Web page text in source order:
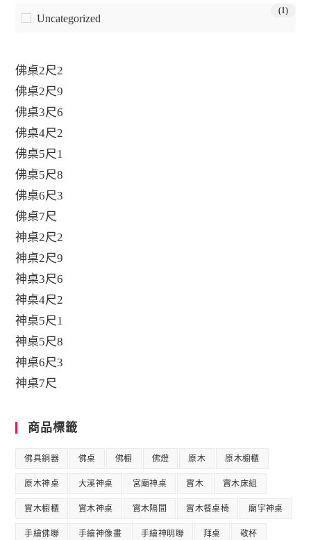
Uncategorized
(1)
佛桌2尺2
佛桌2尺9
佛桌3尺6
佛桌4尺2
佛桌5尺1
佛桌5尺8
佛桌6尺3
佛桌7尺
神桌2尺2
神桌2尺9
神桌3尺6
神桌4尺2
神桌5尺1
神桌5尺8
神桌6尺3
神桌7尺
商品標籤
佛具銅器 佛桌 佛櫥 佛燈 原木 原木櫥櫃
原木神桌 大溪神桌 宮廟神桌 實木 實木床組
實木櫥櫃 實木神桌 實木隔間 實木餐桌椅 廟宇神桌
手繪佛聯 手繪神像畫 手繪神明聯 拜桌 敬杯